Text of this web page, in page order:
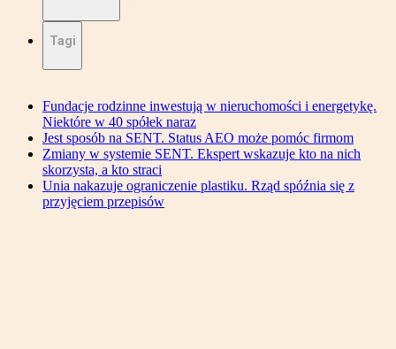
Tagi
Fundacje rodzinne inwestują w nieruchomości i energetykę.
Niektóre w 40 spółek naraz
Jest sposób na SENT. Status AEO może pomóc firmom
Zmiany w systemie SENT. Ekspert wskazuje kto na nich
skorzysta, a kto straci
Unia nakazuje ograniczenie plastiku. Rząd spóźnia się z
przyjęciem przepisów